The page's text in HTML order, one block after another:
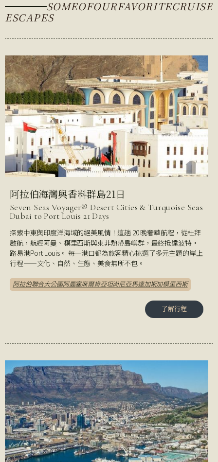
SOMEOFOURFAVORITECRUISE
ESCAPES
阿拉伯海灣與香料群島21日
Seven Seas Voyager® Desert Cities & Turquoise Seas
Dubai to Port Louis 21 Days
探索中東與印度洋海域的絕美風情！這趟 20 晚奢華航程，從杜拜
啟航，航經阿曼、模里西斯與東非熱帶島嶼群，最終抵達波特·
路易港Port Louis。 每一港口都為旅客精心挑選了多元主題的岸上
行程——文化、自然、生態、美食無所不包。
阿拉伯聯合大公國阿曼塞席爾肯亞坦尚尼亞馬達加斯加模里西斯
了解行程
了解行程